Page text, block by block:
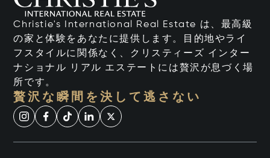
Christie's International Real Estate は、最高級
の家と体験をあなたに提供します。目的地やライ
フスタイルに関係なく、クリスティーズ インター
ナショナル リアル エステートには贅沢が息づく場
所です。
贅沢な瞬間を決して逃さない